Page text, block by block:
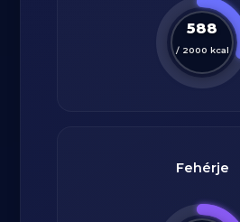
588
/ 2000 kcal
Fehérje